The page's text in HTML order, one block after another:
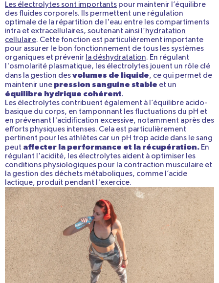
Les électrolytes sont importants pour maintenir l’équilibre
des fluides corporels. Ils permettent une régulation
optimale de la répartition de l'eau entre les compartiments
intra et extracellulaires, soutenant ainsi l’hydratation
cellulaire. Cette fonction est particulièrement importante
pour assurer le bon fonctionnement de tous les systèmes
organiques et prévenir la déshydratation. En régulant
l'osmolarité plasmatique, les électrolytes jouent un rôle clé
dans la gestion desvolumes de liquide, ce qui permet de
maintenir une pression sanguine stable et un
équilibre hydrique cohérent.
Les électrolytes contribuent également à l’équilibre acido-
basique du corps, en tamponnant les fluctuations du pH et
en prévenant l'acidification excessive, notamment après des
efforts physiques intenses. Cela est particulièrement
pertinent pour les athlètes car un pH trop acide dans le sang
peut affecter la performance et la récupération. En
régulant l'acidité, les électrolytes aident à optimiser les
conditions physiologiques pour la contraction musculaire et
la gestion des déchets métaboliques, comme l’acide
lactique, produit pendant l'exercice.